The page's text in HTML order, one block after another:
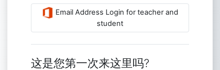
Email Address Login for teacher and
student
这是您第一次来这里吗?